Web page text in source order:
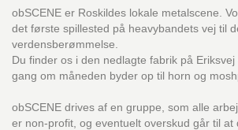
obSCENE er Roskildes lokale metalscene.
det første spillested på heavybandets vej til
verdensberømmelse.
Du finder os i den nedlagte fabrik på
gang om måneden byder op til horn og
obSCENE drives af en gruppe, som alle
er non-profit, og eventuelt overskud går til